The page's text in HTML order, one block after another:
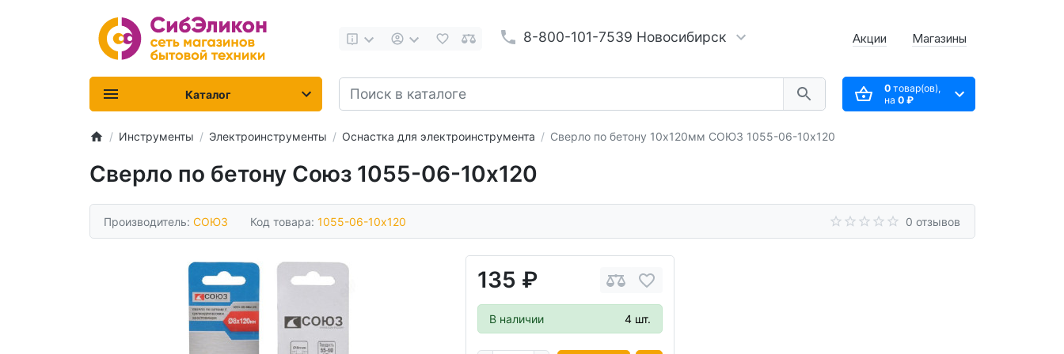
8-800-101-7539 Новосибирск Акции Магазины
0товар(ов),
на 0 ₽
Каталог
Инструменты Электроинструменты Оснастка для электроинструмента Сверло по бетону 10x120мм СОЮЗ 1055-06-10x120
Сверло по бетону Союз 1055-06-10x120
Производитель: СОЮЗ Код товара: 1055-06-10x120 0 отзывов
135 ₽
В наличии 4 шт.